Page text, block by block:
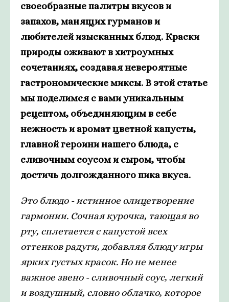
своеобразные палитры вкусов и
запахов, манящих гурманов и
любителей изысканных блюд. Краски
природы оживают в хитроумных
сочетаниях, создавая невероятные
гастрономические миксы. В этой статье
мы поделимся с вами уникальным
рецептом, объединяющим в себе
нежность и аромат цветной капусты,
главной героини нашего блюда, с
сливочным соусом и сыром, чтобы
достичь долгожданного пика вкуса.
Это блюдо - истинное олицетворение
гармонии. Сочная курочка, тающая во
рту, сплетается с капустой всех
оттенков радуги, добавляя блюду игры
ярких густых красок. Но не менее
важное звено - сливочный соус, легкий
и воздушный, словно облачко, которое